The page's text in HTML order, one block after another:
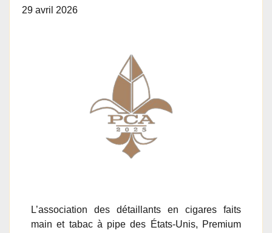
29 avril 2026
L’association des détaillants en cigares faits
main et tabac à pipe des États-Unis, Premium